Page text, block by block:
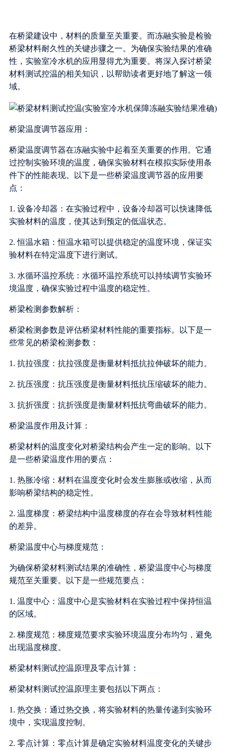
在桥梁建设中，材料的质量至关重要。而冻融实验是检验
桥梁材料耐久性的关键步骤之一。为确保实验结果的准确
性，实验室冷水机的应用显得尤为重要。将深入探讨桥梁
材料测试控温的相关知识，以帮助读者更好地了解这一领
域。
桥梁温度调节器应用：
桥梁温度调节器在冻融实验中起着至关重要的作用。它通
过控制实验环境的温度，确保实验材料在模拟实际使用条
件下的性能表现。以下是一些桥梁温度调节器的应用要
点：
1. 设备冷却器：在实验过程中，设备冷却器可以快速降低
实验材料的温度，使其达到预定的低温状态。
2. 恒温水箱：恒温水箱可以提供稳定的温度环境，保证实
验材料在特定温度下进行测试。
3. 水循环温控系统：水循环温控系统可以持续调节实验环
境温度，确保实验过程中温度的稳定性。
桥梁检测参数解析：
桥梁检测参数是评估桥梁材料性能的重要指标。以下是一
些常见的桥梁检测参数：
1. 抗拉强度：抗拉强度是衡量材料抵抗拉伸破坏的能力。
2. 抗压强度：抗压强度是衡量材料抵抗压缩破坏的能力。
3. 抗折强度：抗折强度是衡量材料抵抗弯曲破坏的能力。
桥梁温度作用及计算：
桥梁材料的温度变化对桥梁结构会产生一定的影响。以下
是一些桥梁温度作用的要点：
1. 热胀冷缩：材料在温度变化时会发生膨胀或收缩，从而
影响桥梁结构的稳定性。
2. 温度梯度：桥梁结构中温度梯度的存在会导致材料性能
的差异。
桥梁温度中心与梯度规范：
为确保桥梁材料测试结果的准确性，桥梁温度中心与梯度
规范至关重要。以下是一些规范要点：
1. 温度中心：温度中心是实验材料在实验过程中保持恒温
的区域。
2. 梯度规范：梯度规范要求实验环境温度分布均匀，避免
出现温度梯度。
桥梁材料测试控温原理及零点计算：
桥梁材料测试控温原理主要包括以下两点：
1. 热交换：通过热交换，将实验材料的热量传递到实验环
境中，实现温度控制。
2. 零点计算：零点计算是确定实验材料温度变化的关键步